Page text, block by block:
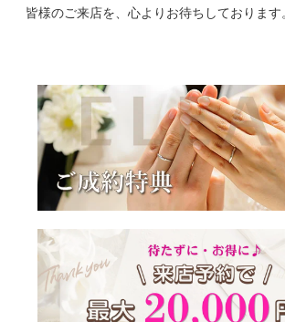
皆様のご来店を、心よりお待ちしております